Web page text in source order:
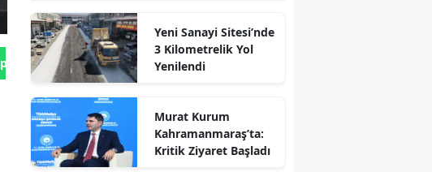
Gönder
Yeni Sanayi Sitesi’nde
3 Kilometrelik Yol
Yenilendi
Murat Kurum
Kahramanmaraş’ta:
Kritik Ziyaret Başladı